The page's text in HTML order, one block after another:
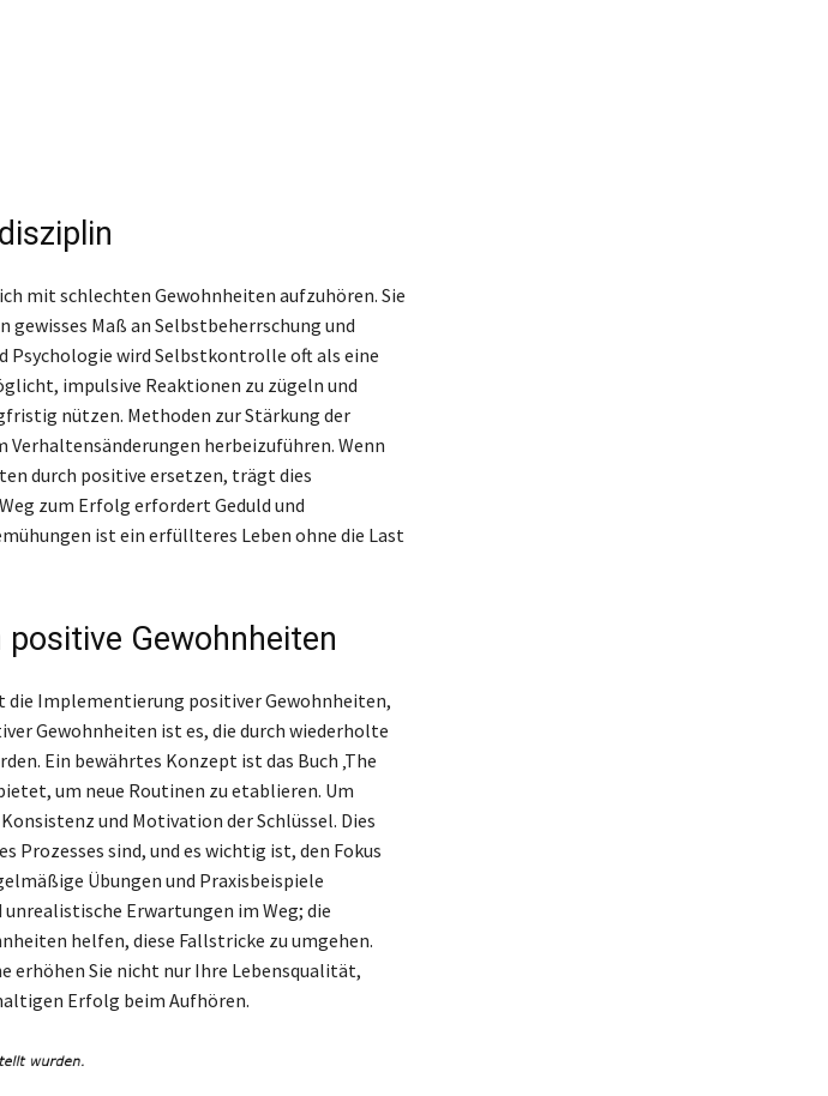
mit schlechten Gewohnheiten aufzuhören. Sie
Maß an Selbstbeherrschung und
Psychologie wird Selbstkontrolle oft als eine
impulsive Reaktionen zu zügeln und
nützen. Methoden zur Stärkung der
herbeizuführen. Wenn
durch positive ersetzen, trägt dies
zum Erfolg erfordert Geduld und
ist ein erfüllteres Leben ohne die Last
Gewohnheiten
Implementierung positiver Gewohnheiten,
Gewohnheiten ist es, die durch wiederholte
Ein bewährtes Konzept ist das Buch ‚The
um neue Routinen zu etablieren. Um
und Motivation der Schlüssel. Dies
Prozesses sind, und es wichtig ist, den Fokus
Übungen und Praxisbeispiele
Erwartungen im Weg; die
helfen, diese Fallstricke zu umgehen.
erhöhen Sie nicht nur Ihre Lebensqualität,
Erfolg beim Aufhören.